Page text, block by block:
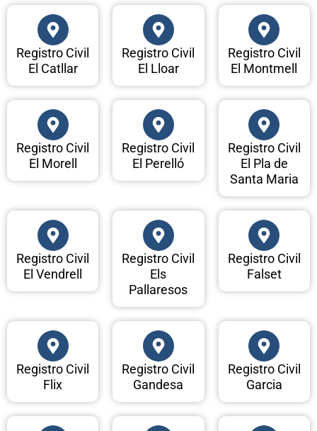
Registro Civil
El Catllar
Registro Civil
El Lloar
Registro Civil
El Montmell
Registro Civil
El Morell
Registro Civil
El Perelló
Registro Civil
El Pla de
Santa Maria
Registro Civil
El Vendrell
Registro Civil
Els
Pallaresos
Registro Civil
Falset
Registro Civil
Flix
Registro Civil
Gandesa
Registro Civil
Garcia